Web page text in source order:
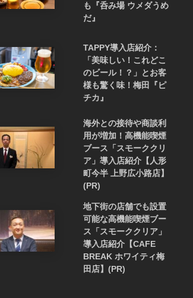
も『呑み場 ウメダうめ
だ』
TAPPY導入店紹介：
「美味しい！これどこ
のビール！？」とお客
様も驚く味！梅田『ピ
チカ』
海外との接待や商談利
用が増加！高機能喫煙
ブース「スモーククリ
ア」導入店紹介【人形
町今半 上野広小路店】
(PR)
地下街の店舗でも設置
可能な高機能喫煙ブー
ス「スモーククリア」
導入店紹介【CAFE
BREAK ホワイティ梅
田店】(PR)